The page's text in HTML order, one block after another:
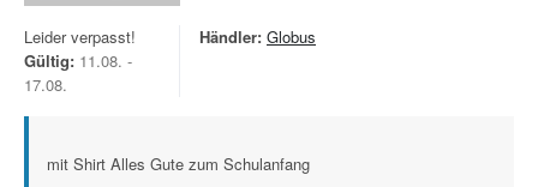
Leider verpasst!
Gültig: 11.08. -
17.08.
Händler: Globus
mit Shirt Alles Gute zum Schulanfang